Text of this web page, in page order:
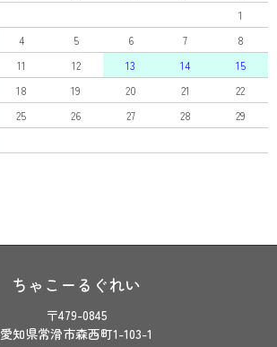
1
4 5 6 7
8
11 12 13 14
15
18 19 20 21
22
25 26 27 28
29
ちゃこーるぐれい
〒479-0845
愛知県常滑市森西町1-103-1